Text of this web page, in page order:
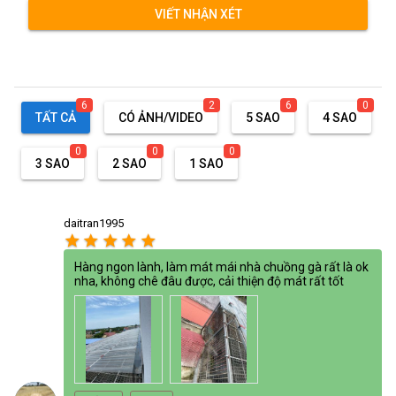
VIẾT NHẬN XÉT
TẤT CẢ
6
CÓ ẢNH/VIDEO
2
5 SAO
6
4 SAO
0
3 SAO
0
2 SAO
0
1 SAO
0
daitran1995
star star star star star
Hàng ngon lành, làm mát mái nhà chuồng gà rất là ok
nha, không chê đâu được, cải thiện độ mát rất tốt